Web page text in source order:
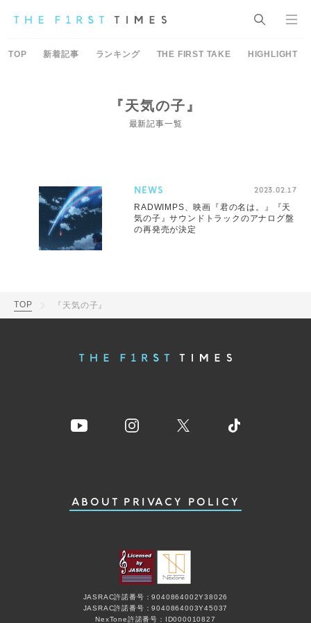
TOP 新着記事 ランキング THE FIRST TAKE HIGHLIGHT
『天気の子』
最新記事一覧
NEWS 2023.02.17
RADWIMPS、映画『君の名は。』『天
気の子』サウンドトラックのアナログ盤
の再発売が決定
TOP 『天気の子』
ABOUT PRIVACY POLICY
JASRAC許諾番号：9040864002Y38026
JASRAC許諾番号：9040864003Y45037
NexTone許諾番号：ID000010827